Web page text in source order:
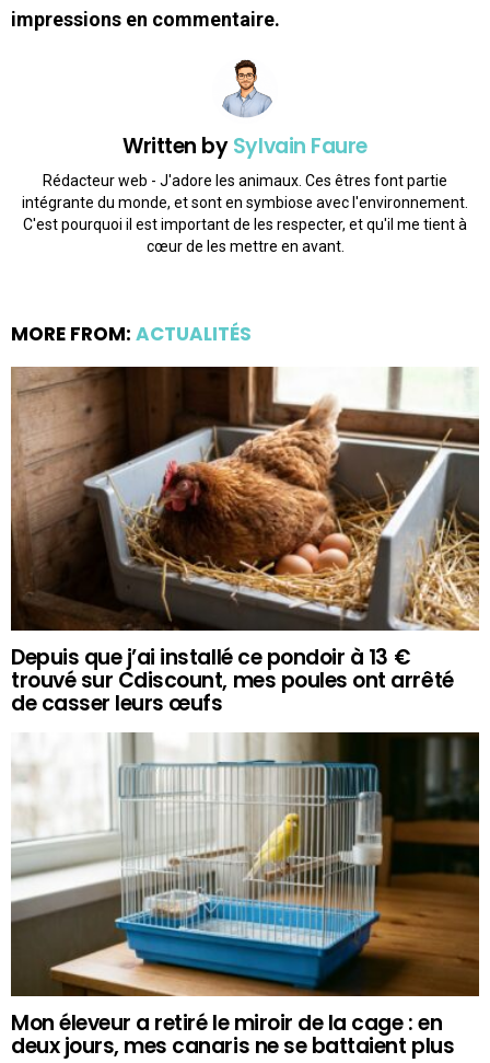
impressions en commentaire.
Written bySylvain Faure
Rédacteur web - J'adore les animaux. Ces êtres font partie
intégrante du monde, et sont en symbiose avec l'environnement.
C'est pourquoi il est important de les respecter, et qu'il me tient à
cœur de les mettre en avant.
MORE FROM: ACTUALITÉS
Depuis que j’ai installé ce pondoir à 13 €
trouvé sur Cdiscount, mes poules ont arrêté
de casser leurs œufs
Mon éleveur a retiré le miroir de la cage : en
deux jours, mes canaris ne se battaient plus